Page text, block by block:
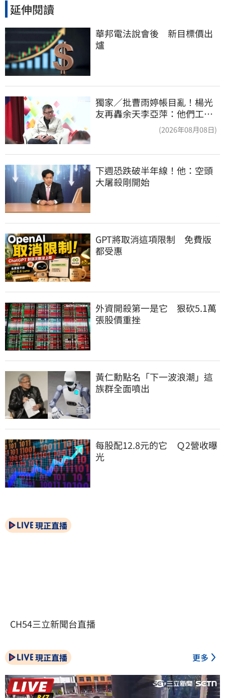
延伸閱讀
華邦電法說會後　新目標價出
爐
獨家／批曹雨婷帳目亂！楊光
友再轟余天李亞萍：他們工會
(2026年08月08日)
下週恐跌破半年線！他：空頭
大屠殺剛開始
GPT將取消這項限制　免費版
都受惠
外資開殺第一是它　狠砍5.1萬
張股價重挫
黃仁勳點名「下一波浪潮」這
族群全面噴出
每股配12.8元的它　Ｑ2營收曝
光
現正直播
CH54三立新聞台直播
現正直播 更多